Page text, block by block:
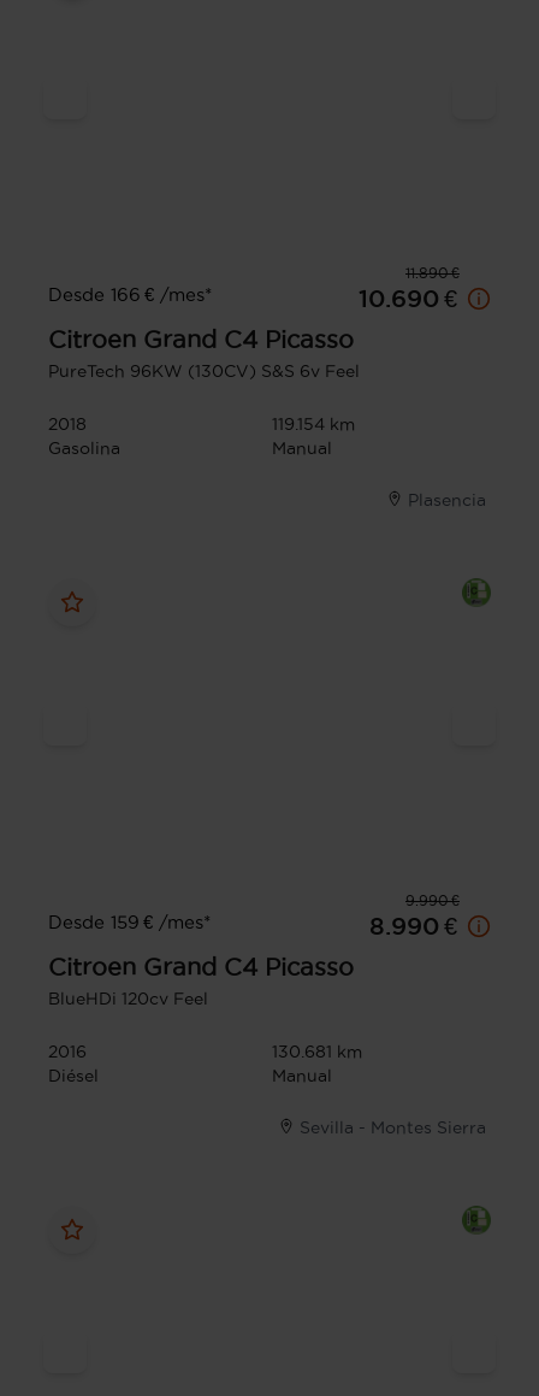
11.890 €
Desde 166 € /mes*
10.690 €
Citroen Grand C4 Picasso
PureTech 96KW (130CV) S&S 6v Feel
2018
119.154 km
Gasolina
Manual
Plasencia
9.990 €
Desde 159 € /mes*
8.990 €
Citroen Grand C4 Picasso
BlueHDi 120cv Feel
2016
130.681 km
Diésel
Manual
Sevilla - Montes Sierra